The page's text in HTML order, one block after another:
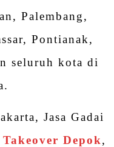
Palembang,
Pontianak,
seluruh kota di
Jasa Gadai
Takeover Depok,